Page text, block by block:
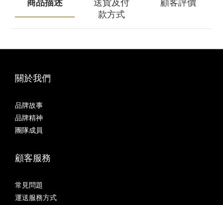
款方式
關於我們
品牌故事
品牌精神
團隊成員
顧客服務
常見問題
運送服務方式